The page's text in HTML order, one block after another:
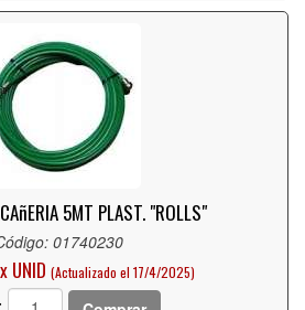
5MT PLAST. "ROLLS"
01740230
UNID (Actualizado el 17/4/2025)